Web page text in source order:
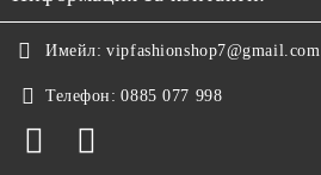
Имейл: vipfashionshop7@gmail.com
Телефон: 0885 077 998